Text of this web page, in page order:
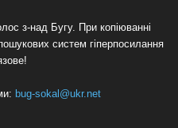
з-над Бугу. При копіюванні
систем гіперпосилання
bug-sokal@ukr.net